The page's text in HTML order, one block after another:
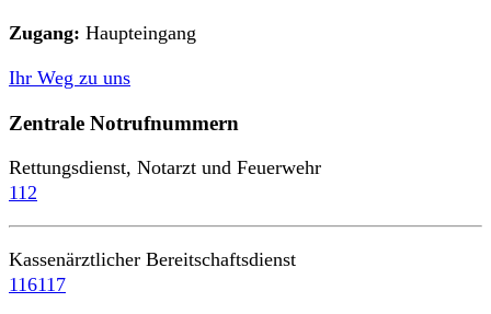
Zugang: Haupteingang
Ihr Weg zu uns
Zentrale Notrufnummern
Rettungsdienst, Notarzt und Feuerwehr
112
Kassenärztlicher Bereitschaftsdienst
116117